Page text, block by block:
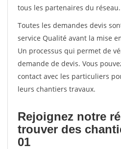
tous les partenaires du réseau.
Toutes les demandes devis
service Qualité avant la mise
Un processus qui permet de
demande de devis. Vous
contact avec les particuliers
leurs chantiers travaux.
Rejoignez notre
trouver des
01